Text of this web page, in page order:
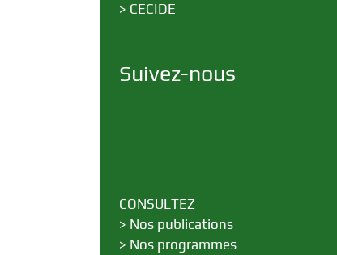
> CECIDE
Suivez-nous
CONSULTEZ
> Nos publications
> Nos programmes